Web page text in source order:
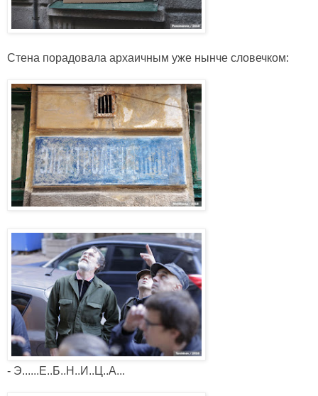
Стена порадовала архаичным уже нынче словечком:
- Э......Е..Б..Н..И..Ц..А...